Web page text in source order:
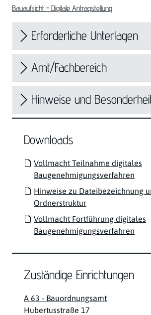
Bauaufsicht - Digitale Antragstellung
Erforderliche Unterlagen
Amt/Fachbereich
Hinweise und
Downloads
Vollmacht Teilnahme digitales
Baugenehmigungsverfahren
Hinweise zu Dateibezeichnung
Ordnerstruktur
Vollmacht Fortführung digitales
Baugenehmigungsverfahren
Zuständige Einrichtungen
A 63 - Bauordnungsamt
Straße:
Hubertusstraße Hausnummer:
17